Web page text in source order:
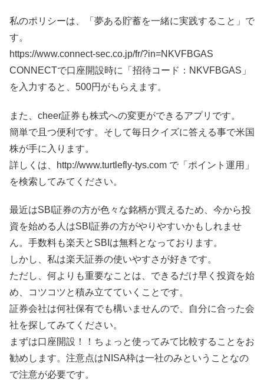
私のポリシーは、「夢ある貯蓄を一緒に実践すること」で
す。
https://www.connect-sec.co.jp/fr/?in=NKVFBGAS
CONNECTで口座開設時に「招待コード：NKVFBGAS」
を入力すると、500円がもらえます。
また、cheer証券も株式への変更ができるアプリです。
簡単で且つ便利です。そして毎日クイズに答える事で米国
株が手に入ります。
詳しくは、http://www.turtlefly-tys.com で「ポイント運用」
を検索してみてください。
最近はSBI証券の方が色々な銘柄が買えるため、今から投
資を始める人はSBI証券の方がやりやすいかもしれませ
ん。手数料も楽天とSBIは無料となっております。
しかし、私は楽天証券の使いやすさが好きです。
ただし、何よりも重要なことは、できるだけ早く投資を始
め、コツコツと積み立てていくことです。
証券会社は何社保有でも構いませんので、自分に合った会
社を探してみてください。
まずは口座開設！！ちょっと使ってみて比較することをお
勧めします。注意点はNISA枠は一社のみということなの
で注意が必要です。